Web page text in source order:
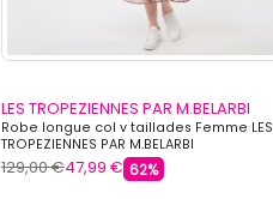
LES TROPEZIENNES PAR M.BELARBI
Robe longue col v taillades Femme LES
TROPEZIENNES PAR M.BELARBI
129,00 €47,99 € 62%